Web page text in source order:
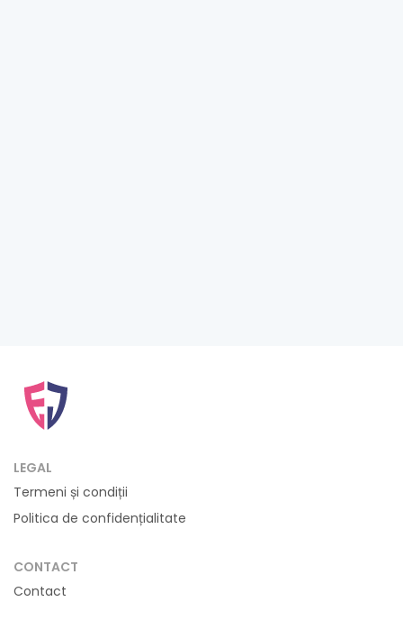
LEGAL
Termeni și condiții
Politica de confidențialitate
CONTACT
Contact